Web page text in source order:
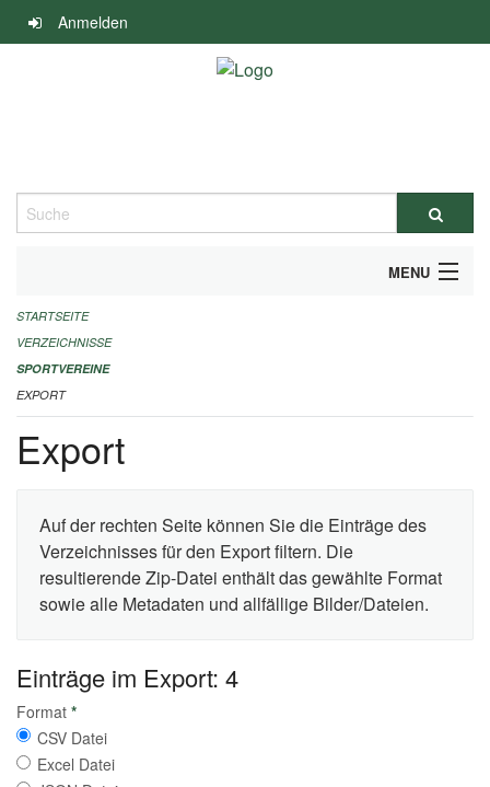
Navigation
überspringen
Anmelden
Suche
MENU
ALLGEMEINE INFORMATIONEN
FINANZIELLE UNTERSTÜTZUNG BENÖTIGT?
KONTAKT
STARTSEITE
VERZEICHNISSE
SPORTVEREINE
EXPORT
Export
Auf der rechten Seite können Sie die Einträge des
Verzeichnisses für den Export filtern. Die
resultierende Zip-Datei enthält das gewählte Format
sowie alle Metadaten und allfällige Bilder/Dateien.
Einträge im Export: 4
Format *
CSV Datei
Excel Datei